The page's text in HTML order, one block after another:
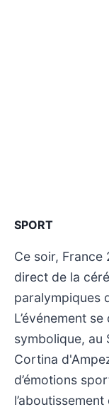
SPORT
Ce soir, France
direct de la
paralympiques
L’événement
symbolique, au
Cortina
d’émotions